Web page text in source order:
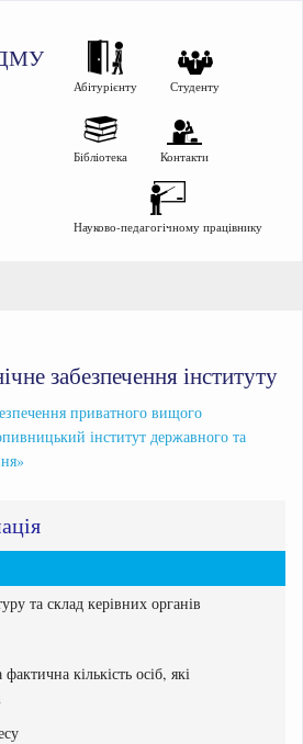
Абітурієнту Студенту
Бібліотека Контакти
Науково-педагогічному працівнику
забезпечення інституту
приватного вищого
інститут державного та
та склад керівних органів
кількість осіб, які